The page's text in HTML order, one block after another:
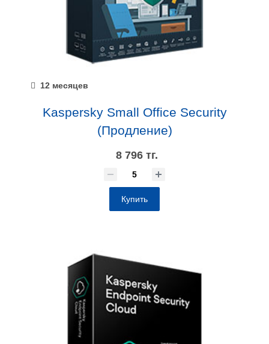
12 месяцев
Kaspersky Small Office Security
(Продление)
8 796 тг.
Купить